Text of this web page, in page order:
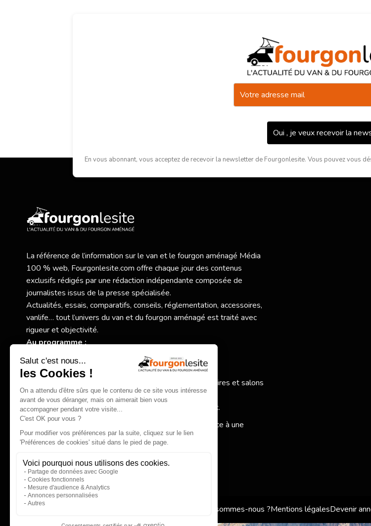
Oui , je veux recevoir la
En vous abonnant, vous acceptez de recevoir la newsletter de Fourgonlesite. Vous pouvez vous
La référence de l’information sur le van et le fourgon aménagé Média
100 % web, Fourgonlesite.com offre chaque jour des contenus
exclusifs rédigés par une rédaction indépendante composée de
journalistes issus de la presse spécialisée.
Actualités, essais, comparatifs, conseils, réglementation, accessoires,
vanlife… tout l’univers du van et du fourgon aménagé est traité avec
rigueur et objectivité.
Au programme :
Nouveaux modèles et essais exclusifs,
Comparatifs et conseils pratiques pour bien choisir,
Actualité des constructeurs, réglementation, accessoires et salons
spécialisés,
Inspirations autour de la vanlife et du voyage itinérant.
Fourgonlesite.com
, votre guide pour un choix éclairé grâce à une
information claire, complète et indépendante.
EN SAVOIR PLUS
Qui sommes-nous ?Mentions légalesDevenir